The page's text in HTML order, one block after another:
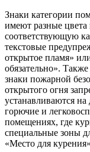
Знаки категории
имеют разные
соответствующую
текстовые
открытое пламя»
обязательно».
знаки пожарной
открытого огня
устанавливаются на
горючие и
помещениях, где
специальные зоны
«Место для